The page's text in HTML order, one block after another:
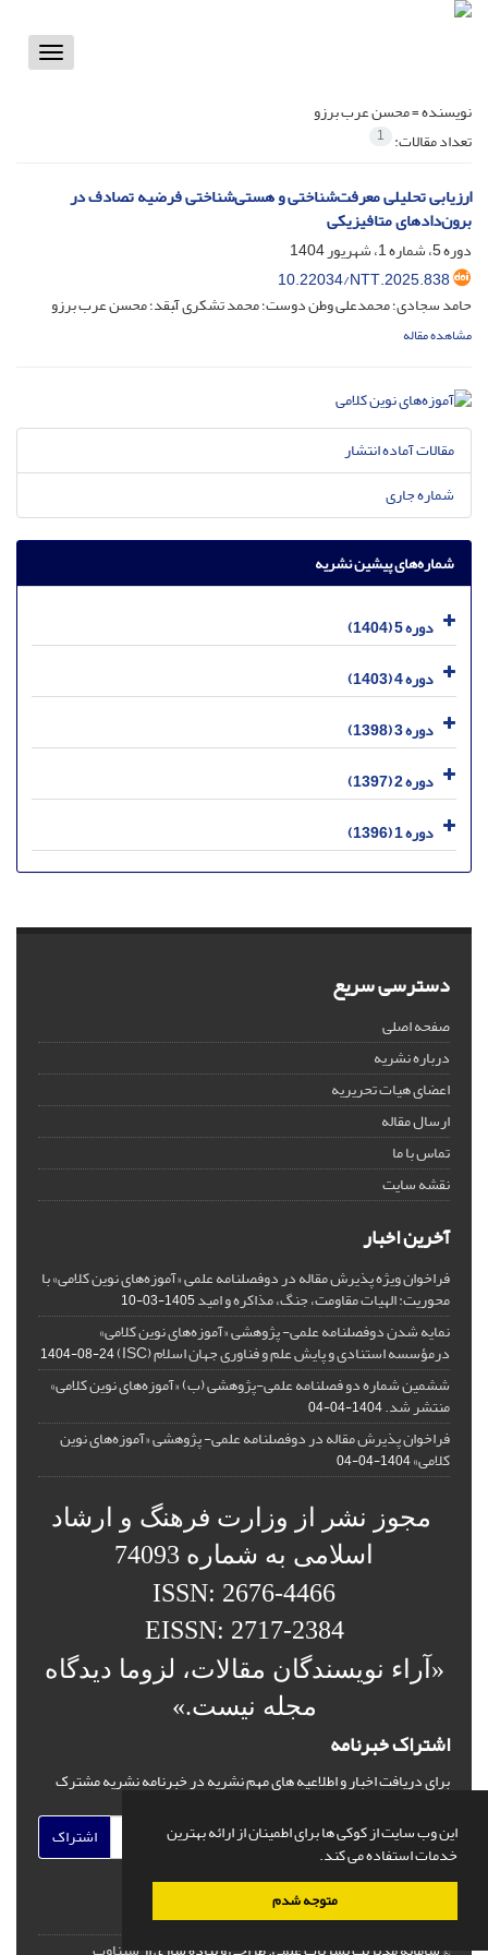
این وب سایت از کوکی ها برای اطمینان از ارائه بهترین
خدمات استفاده می کند.
متوجه شدم
Toggle
نویسنده =محسن عرب برزو
تعداد مقالات: 1
ارزیابی تحلیلی معرفت‌شناختی و هستی‌شناختی فرضیه تصادف در
برون‌دادهای متافیزیکی
دوره 5، شماره 1، شهریور 1404
10.22034/NTT.2025.838
حامد سجادی؛ محمدعلی وطن دوست؛ محمد تشکری آّبقد؛ محسن عرب برزو
مشاهده مقاله
مقالات آماده انتشار
شماره جاری
شماره‌های پیشین نشریه
دوره 5 (1404)
دوره 4 (1403)
دوره 3 (1398)
دوره 2 (1397)
دوره 1 (1396)
دسترسی سریع
صفحه اصلی
درباره نشریه
اعضای هیات تحریریه
ارسال مقاله
تماس با ما
نقشه سایت
آخرین اخبار
فراخوان ویژه پذیرش مقاله در دوفصلنامه علمی «آموزه‌های نوین کلامی» با
محوریت: الهیات مقاومت، جنگ، مذاکره و امید1405-03-10
نمایه شدن دوفصلنامه علمی- پژوهشی «آموزه‌های نوین کلامی»
درمؤسسه استنادی و پایش علم و فناوری جهان اسلام (ISC) 1404-08-24
ششمین شماره دو فصلنامه علمی-پژوهشی (ب) «آموزه‌های نوین کلامی»
منتشر شد.1404-04-04
فراخوان پذیرش مقاله در دوفصلنامه علمی- پژوهشی «آموزه‌های نوین
کلامی»1404-04-04
مجوز نشر از وزارت فرهنگ و ارشاد
اسلامی به شماره 74093
ISSN: 2676-4466
EISSN: 2717-2384
«آراء نویسندگان مقالات، لزوما دیدگاه
مجله نیست.»
اشتراک خبرنامه
برای دریافت اخبار و اطلاعیه های مهم نشریه در خبرنامه نشریه مشترک
اشتراک